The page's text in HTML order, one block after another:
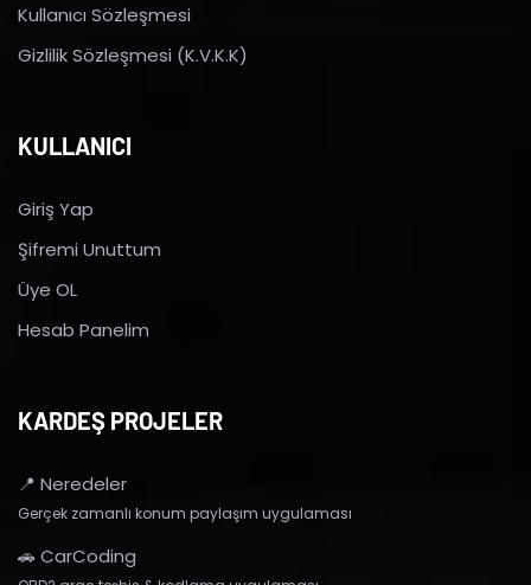
Kullanıcı Sözleşmesi
Gizlilik Sözleşmesi (K.V.K.K)
KULLANICI
Giriş Yap
Şifremi Unuttum
Üye OL
Hesab Panelim
KARDEŞ PROJELER
📍 Neredeler
Gerçek zamanlı konum paylaşım uygulaması
🚗 CarCoding